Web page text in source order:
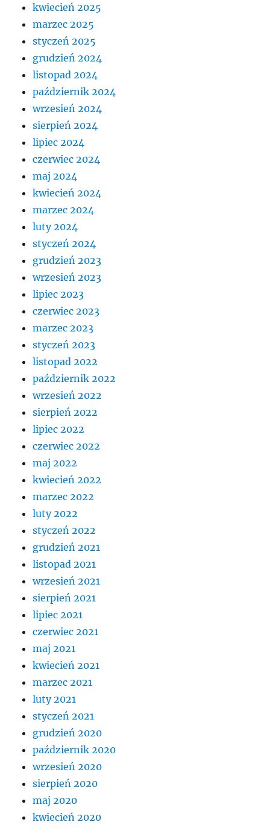
kwiecień 2025
marzec 2025
styczeń 2025
grudzień 2024
listopad 2024
październik 2024
wrzesień 2024
sierpień 2024
lipiec 2024
czerwiec 2024
maj 2024
kwiecień 2024
marzec 2024
luty 2024
styczeń 2024
grudzień 2023
wrzesień 2023
lipiec 2023
czerwiec 2023
marzec 2023
styczeń 2023
listopad 2022
październik 2022
wrzesień 2022
sierpień 2022
lipiec 2022
czerwiec 2022
maj 2022
kwiecień 2022
marzec 2022
luty 2022
styczeń 2022
grudzień 2021
listopad 2021
wrzesień 2021
sierpień 2021
lipiec 2021
czerwiec 2021
maj 2021
kwiecień 2021
marzec 2021
luty 2021
styczeń 2021
grudzień 2020
październik 2020
wrzesień 2020
sierpień 2020
maj 2020
kwiecień 2020